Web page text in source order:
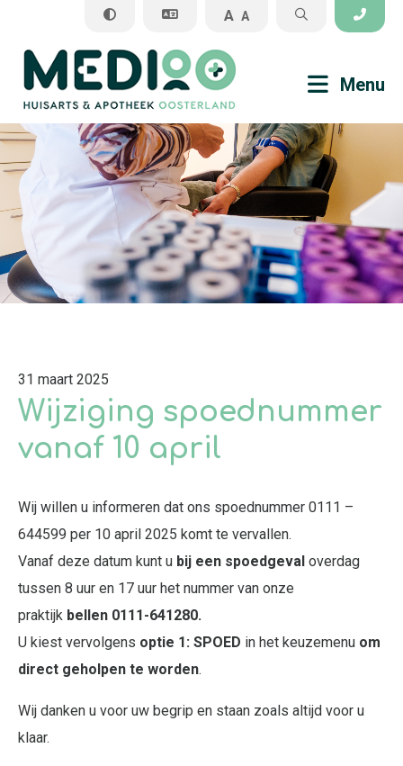
Praktijkinformatie
Veel gestelde vragen
Medisch
Algemene informatie
A A
Menu
31 maart 2025
Wijziging spoednummer
vanaf 10 april
Wij willen u informeren dat ons spoednummer 0111 –
644599 per 10 april 2025 komt te vervallen.
Vanaf deze datum kunt u bij een spoedgeval overdag
tussen 8 uur en 17 uur het nummer van onze
praktijk bellen 0111-641280.
U kiest vervolgens optie 1: SPOED in het keuzemenu om
direct geholpen te worden.
Wij danken u voor uw begrip en staan zoals altijd voor u
klaar.